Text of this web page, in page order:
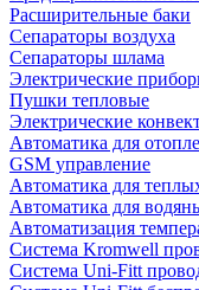
Расширительные баки
Сепараторы воздуха
Сепараторы шлама
Электрические
Пушки тепловые
Электрические
Автоматика для
GSM управление
Автоматика для
Автоматика для
Автоматизация
Система Kromwell
Система Uni-Fitt